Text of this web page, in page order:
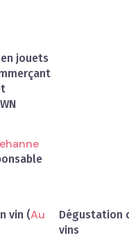
jouets
vin (Au
Dégustation
vins